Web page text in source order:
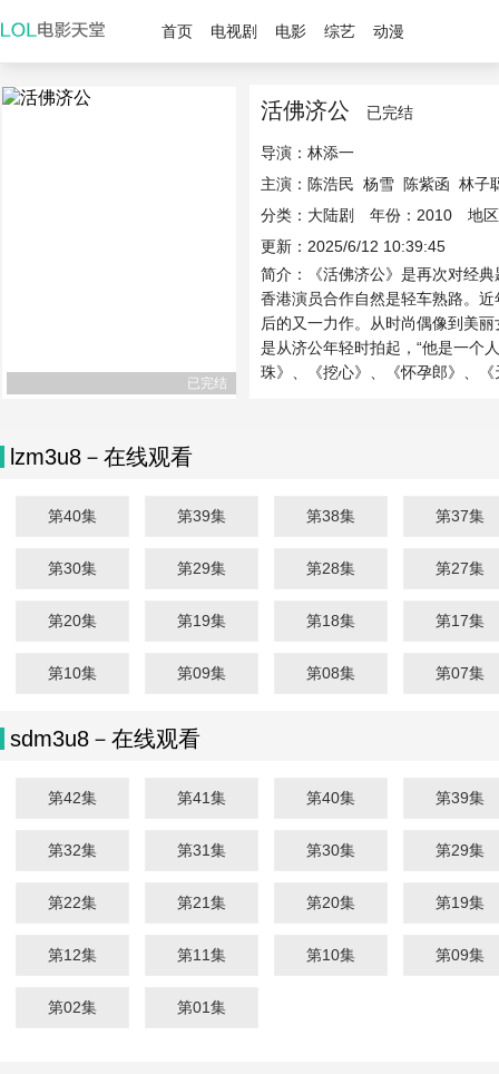
首页 电视剧 电影 综艺 动漫
已完结
活佛济公 已完结
导演： 林添一
主演： 陈浩民 杨雪 陈紫函 林子
分类：大陆剧 年份：2010 地区
更新：2025/6/12 10:39:45
简介：《活佛济公》是再次对经
香港演员合作自然是轻车熟路。
后的又一力作。从时尚偶像到美
是从济公年轻时拍起，“他是一个
珠》、《挖心》、《怀孕郎》、
lzm3u8－在线观看
第40集 第39集 第38集 第37集
第30集 第29集 第28集 第27集
第20集 第19集 第18集 第17集
第10集 第09集 第08集 第07集
sdm3u8－在线观看
第42集 第41集 第40集 第39集
第32集 第31集 第30集 第29集
第22集 第21集 第20集 第19集
第12集 第11集 第10集 第09集
第02集 第01集